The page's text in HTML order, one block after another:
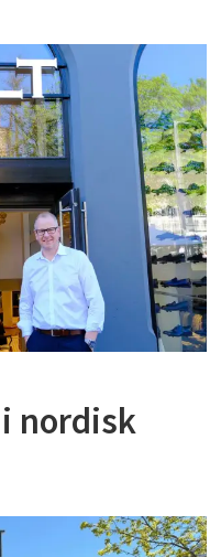
nordisk